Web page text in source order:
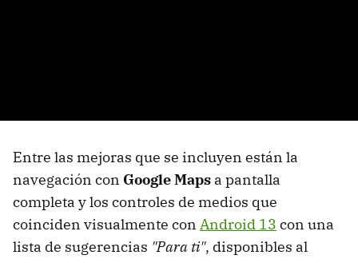
Entre las mejoras que se incluyen están la
navegación con Google Maps a pantalla
completa y los controles de medios que
coinciden visualmente con Android 13 con una
lista de sugerencias "Para ti", disponibles al